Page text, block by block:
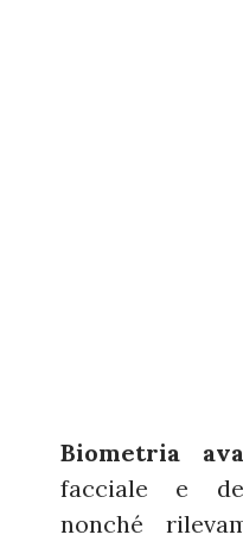
Biometria
facciale e
nonché